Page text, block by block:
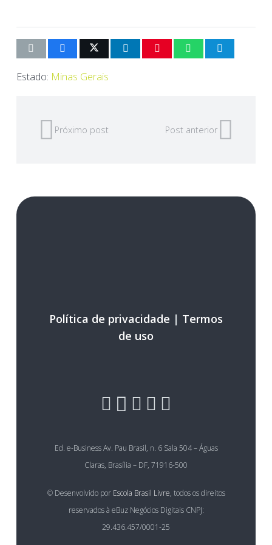
Estado: Minas Gerais
Próximo post Post anterior
Política de privacidade | Termos
de uso
Ed. e-Business Av. Pau Brasil, n. 6 Sala 504 – Águas
Claras, Brasília – DF, 71916-500
© Desenvolvido por Escola Brasil Livre, todos os direitos
reservados à eBuz Negócios Digitais CNPJ:
29.436.457/0001-25